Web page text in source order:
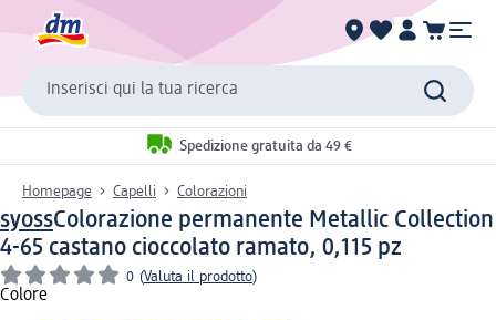
Inserisci qui la tua ricerca
Spedizione gratuita da 49 €
Homepage Capelli Colorazioni
syossColorazione permanente Metallic Collection
4-65 castano cioccolato ramato, 0,115 pz
0 (Valuta il prodotto)
Colore